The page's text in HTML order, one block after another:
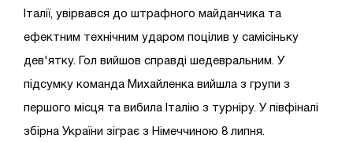
Італії, увірвався до штрафного майданчика та
ефектним технічним ударом поцілив у самісіньку
дев'ятку. Гол вийшов справді шедевральним. У
підсумку команда Михайленка вийшла з групи з
першого місця та вибила Італію з турніру. У півфіналі
збірна України зіграє з Німеччиною 8 липня.